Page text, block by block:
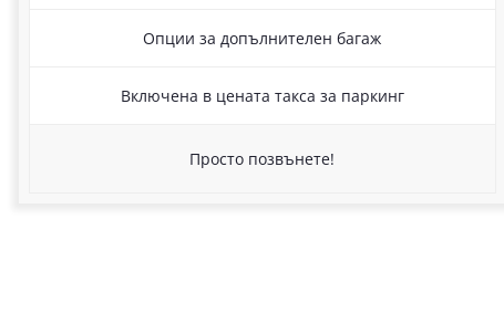
Опции за допълнителен багаж
Включена в цената такса за паркинг
Просто позвънете!